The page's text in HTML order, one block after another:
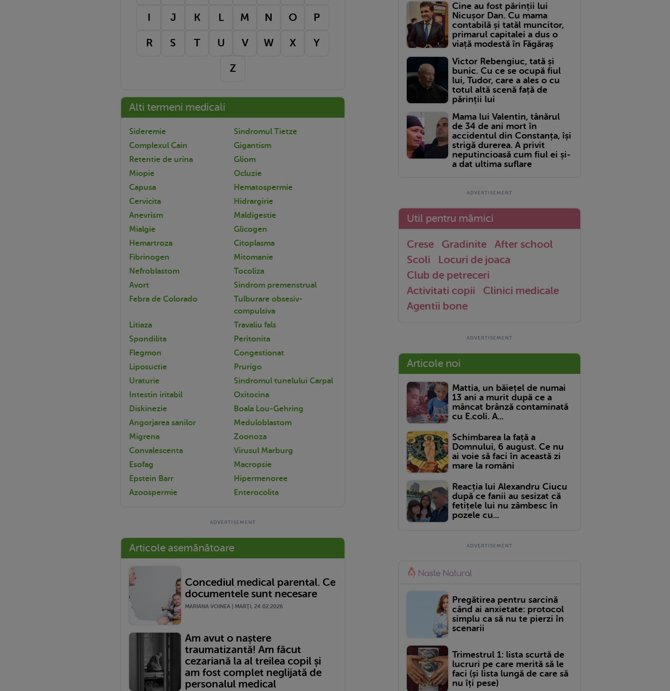
I J K L M N O P
R S T U V W X Y
Z
Alti termeni medicali
Sideremie
Sindromul Tietze
Complexul Cain
Gigantism
Retentie de urina
Gliom
Miopie
Ocluzie
Capusa
Hematospermie
Cervicita
Hidrargirie
Anevrism
Maldigestie
Mialgie
Glicogen
Hemartroza
Citoplasma
Fibrinogen
Mitomanie
Nefroblastom
Tocoliza
Avort
Sindrom premenstrual
Febra de Colorado
Tulburare obsesiv-
compulsiva
Litiaza
Travaliu fals
Spondilita
Peritonita
Flegmon
Congestionat
Liposuctie
Prurigo
Uraturie
Sindromul tunelului Carpal
Intestin iritabil
Oxitocina
Diskinezie
Boala Lou-Gehring
Angorjarea sanilor
Meduloblastom
Migrena
Zoonoza
Convalescenta
Virusul Marburg
Esofag
Macropsie
Epstein Barr
Hipermenoree
Azoospermie
Enterocolita
Articole asemănătoare
Concediul medical parental. Ce
documentele sunt necesare
MARIANA VOINEA | MARŢI, 24.02.2026
Am avut o naștere
traumatizantă! Am făcut
cezariană la al treilea copil și
am fost complet neglijată de
personalul medical
Cine au fost părinții lui
Nicușor Dan. Cu mama
contabilă și tatăl muncitor,
primarul capitalei a dus o
viață modestă în Făgăraș
Victor Rebengiuc, tată și
bunic. Cu ce se ocupă fiul
lui, Tudor, care a ales o cu
totul altă scenă față de
părinții lui
Mama lui Valentin, tânărul
de 34 de ani mort în
accidentul din Constanța, își
strigă durerea. A privit
neputincioasă cum fiul ei și-
a dat ultima suflare
Util pentru mămici
Crese Gradinite
After school
Scoli
Locuri de joaca
Club de petreceri
Activitati copii
Clinici medicale
Agentii bone
Articole noi
Mattia, un băiețel de numai
13 ani a murit după ce a
mâncat brânză contaminată
cu E.coli. A...
Schimbarea la față a
Domnului, 6 august. Ce nu
ai voie să faci în această zi
mare la români
Reacția lui Alexandru Ciucu
după ce fanii au sesizat că
fetițele lui nu zâmbesc în
pozele cu...
Pregătirea pentru sarcină
când ai anxietate: protocol
simplu ca să nu te pierzi în
scenarii
Trimestrul 1: lista scurtă de
lucruri pe care merită să le
faci (și lista lungă de care să
nu îți pese)